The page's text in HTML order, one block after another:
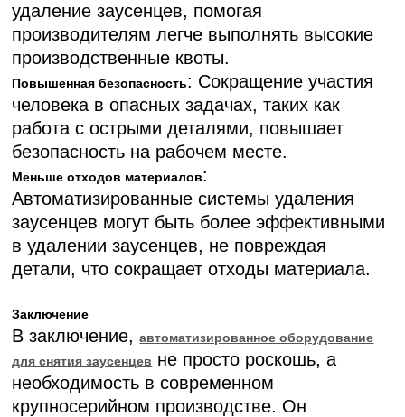
удаление заусенцев, помогая
производителям легче выполнять высокие
производственные квоты.
Повышенная безопасность: Сокращение участия
человека в опасных задачах, таких как
работа с острыми деталями, повышает
безопасность на рабочем месте.
Меньше отходов материалов:
Автоматизированные системы удаления
заусенцев могут быть более эффективными
в удалении заусенцев, не повреждая
детали, что сокращает отходы материала.
Заключение
В заключение,автоматизированное оборудование
для снятия заусенцев не просто роскошь, а
необходимость в современном
крупносерийном производстве. Он